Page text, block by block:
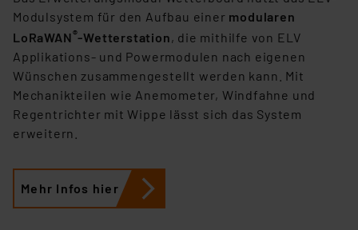
Modulsystem für den Aufbau einer modularen
LoRaWAN®-Wetterstation, die mithilfe von ELV
Applikations- und Powermodulen nach eigenen
Wünschen zusammengestellt werden kann. Mit
Mechanikteilen wie Anemometer, Windfahne und
Regentrichter mit Wippe lässt sich das System
erweitern.
Mehr Infos hier